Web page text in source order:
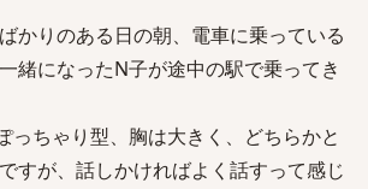
かりのある日の朝、電車に乗っている
緒になったN子が途中の駅で乗ってき
っちゃり型、胸は大きく、どちらかと
すが、話しかければよく話すって感じ